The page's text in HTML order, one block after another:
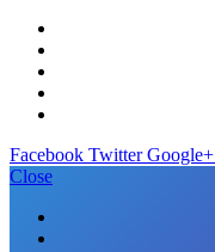
Facebook Twitter Google+
Close